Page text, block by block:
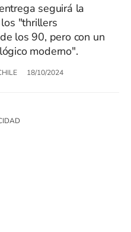
seguirá la
"thrillers
los 90, pero con un
moderno".
18/10/2024